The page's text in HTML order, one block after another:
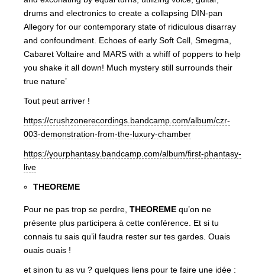
drums and electronics to create a collapsing DIN-pan
Allegory for our contemporary state of ridiculous disarray
and confoundment. Echoes of early Soft Cell, Smegma,
Cabaret Voltaire and MARS with a whiff of poppers to help
you shake it all down! Much mystery still surrounds their
true nature’
Tout peut arriver !
https://crushzonerecordings.bandcamp.com/album/czr-
003-demonstration-from-the-luxury-chamber
https://yourphantasy.bandcamp.com/album/first-phantasy-
live
THEOREME
Pour ne pas trop se perdre, THEOREME qu’on ne
présente plus participera à cette conférence. Et si tu
connais tu sais qu’il faudra rester sur tes gardes. Ouais
ouais ouais !
et sinon tu as vu ? quelques liens pour te faire une idée :